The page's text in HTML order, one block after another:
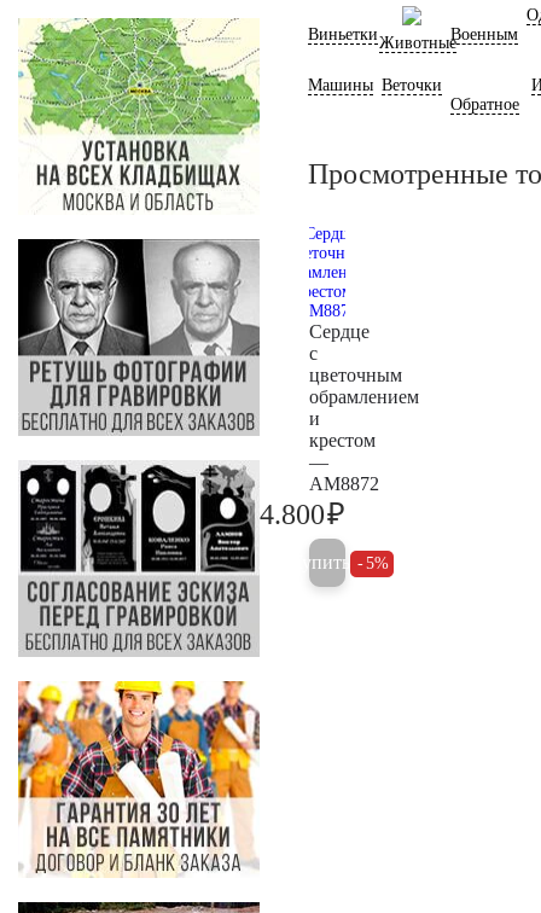
ВиньеткиЖивотныеВоенным
Машины Веточки
Обратное
Просмотренные
Сердце
с
цветочным
обрамлением
и
крестом
—
AM8872
4.800₽
Купить 5%